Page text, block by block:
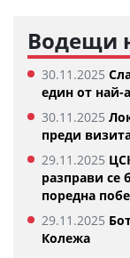
Водещи
30.11.2025
един от най-
30.11.2025
преди
29.11.2025
разправи се
поредна
29.11.2025
Колежа